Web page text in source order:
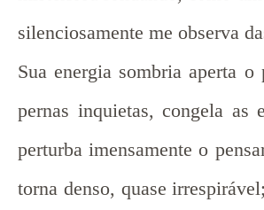
silenciosamente me observa
Sua energia sombria aperta o
pernas inquietas, congela as
perturba imensamente o
torna denso, quase